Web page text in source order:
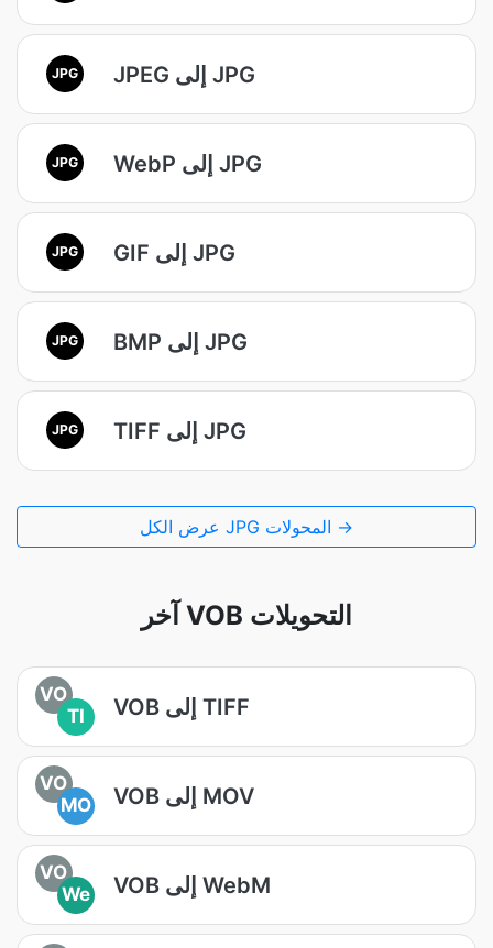
JPG JPEG إلى JPG
JPG WebP إلى JPG
JPG GIF إلى JPG
JPG BMP إلى JPG
JPG TIFF إلى JPG
عرض الكل JPG المحولات →
آخر VOB التحويلات
VO
TI
VOB إلى TIFF
VO
MO
VOB إلى MOV
VO
We
VOB إلى WebM